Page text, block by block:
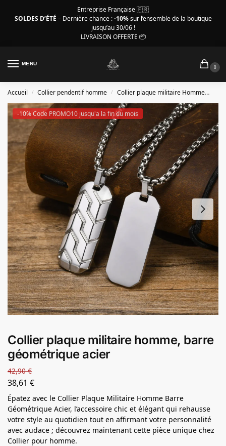
Entreprise Française 🇫🇷
SOLDES D’ÉTÉ – Dernière chance :-10%sur l’ensemble de la boutique
jusqu’au 30/06 !
LIVRAISON OFFERTE 📦
MENU
0
Accueil / Collier pendentif homme / Collier plaque militaire Homme
-10% Code PROMO10 jusqu'a la fin du mois
Collier plaque militaire homme, barre
géométrique acier
42,90€
38,61 €
Épatez avec le Collier Plaque Militaire Homme Barre
Géométrique Acier, l’accessoire chic et élégant qui rehausse
votre style au quotidien tout en affirmant votre personnalité
avec audace ; découvrez maintenant cette pièce unique chez
Collier pour homme.